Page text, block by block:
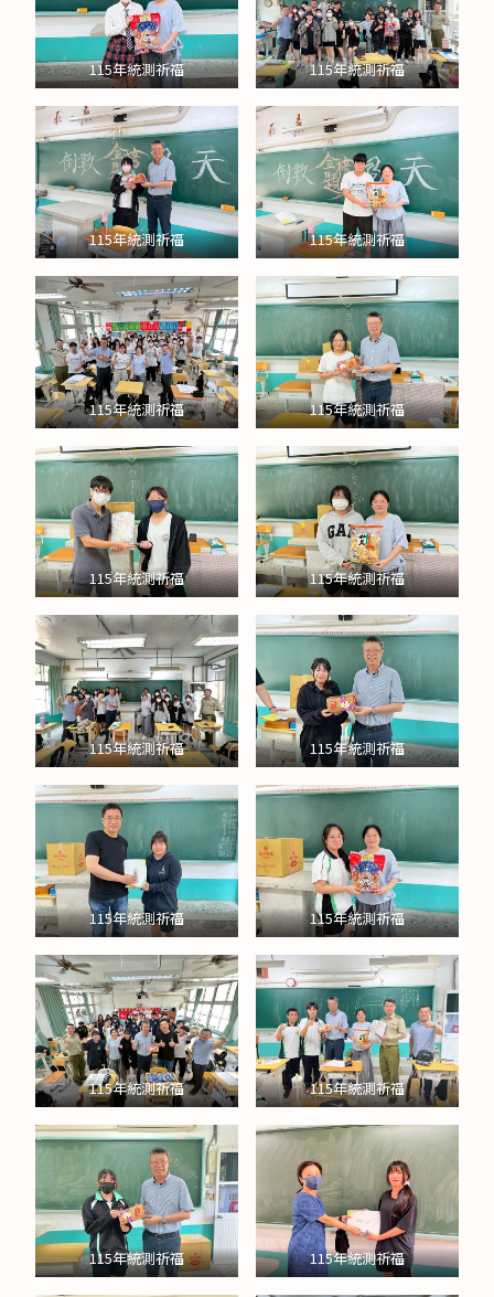
115年統測祈福 115年統測祈福
115年統測祈福 115年統測祈福
115年統測祈福 115年統測祈福
115年統測祈福 115年統測祈福
115年統測祈福 115年統測祈福
115年統測祈福 115年統測祈福
115年統測祈福 115年統測祈福
115年統測祈福 115年統測祈福